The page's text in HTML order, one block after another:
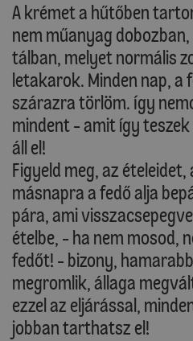
A krémet a hűtőben
nem műanyag
tálban, melyet normális
letakarok. Minden nap, a
szárazra törlöm. Így
mindent - amit így
áll el!
Figyeld meg, az
másnapra a fedő alja
pára, ami
ételbe, - ha nem mosod,
fedőt! - bizony,
megromlik, állaga
ezzel az eljárással,
jobban tarthatsz el!